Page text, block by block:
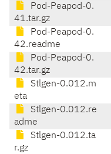
Pod-Peapod-0.
41.tar.gz
Pod-Peapod-0.
42.readme
Pod-Peapod-0.
42.tar.gz
Stlgen-0.012.m
eta
Stlgen-0.012.re
adme
Stlgen-0.012.ta
r.gz